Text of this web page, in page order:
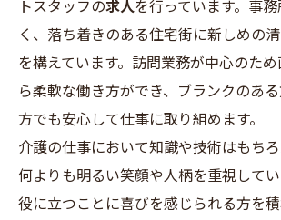
トスタッフの求人を行っています。事
く、落ち着きのある住宅街に新しめの
を構えています。訪問業務が中心のた
ら柔軟な働き方ができ、ブランクのあ
方でも安心して仕事に取り組めます。
介護の仕事において知識や技術はもちろ
何よりも明るい笑顔や人柄を重視して
役に立つことに喜びを感じられる方を